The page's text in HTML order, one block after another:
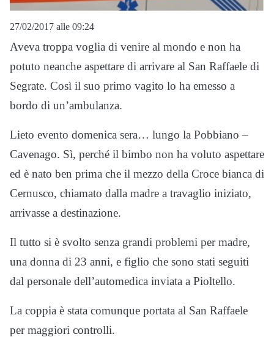
27/02/2017 alle 09:24
Aveva troppa voglia di venire al mondo e non ha
potuto neanche aspettare di arrivare al San Raffaele di
Segrate. Così il suo primo vagito lo ha emesso a
bordo di un’ambulanza.
Lieto evento domenica sera… lungo la Pobbiano –
Cavenago. Sì, perché il bimbo non ha voluto aspettare
ed è nato ben prima che il mezzo della Croce bianca di
Cernusco, chiamato dalla madre a travaglio iniziato,
arrivasse a destinazione.
Il tutto si è svolto senza grandi problemi per madre,
una donna di 23 anni, e figlio che sono stati seguiti
dal personale dell’automedica inviata a Pioltello.
La coppia è stata comunque portata al San Raffaele
per maggiori controlli.